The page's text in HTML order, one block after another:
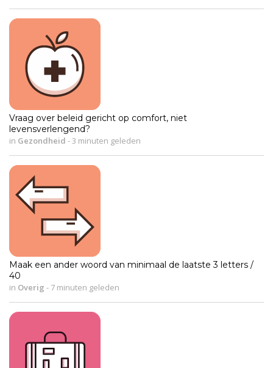
Vraag over beleid gericht op comfort, niet
levensverlengend?
in Gezondheid -3 minuten geleden
Maak een ander woord van minimaal de laatste 3 letters /
40
in Overig - 7 minuten geleden